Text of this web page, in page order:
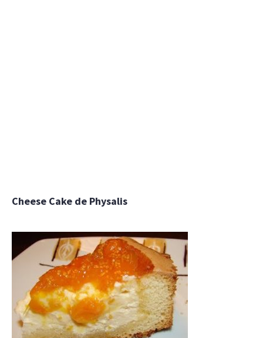
Cheese Cake de Physalis